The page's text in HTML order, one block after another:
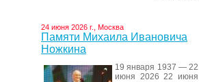
24 июня 2026 г., Москва
Памяти Михаила Ивановича
Ножкина
19 января 1937 — 22
июня 2026 22 июня